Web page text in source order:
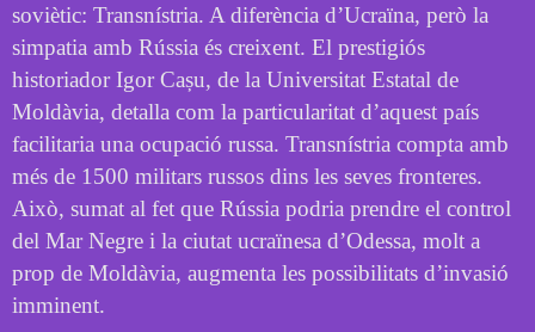
soviètic: Transnístria. A diferència d’Ucraïna, però la
simpatia amb Rússia és creixent. El prestigiós
historiador Igor Cașu, de la Universitat Estatal de
Moldàvia, detalla com la particularitat d’aquest país
facilitaria una ocupació russa. Transnístria compta amb
més de 1500 militars russos dins les seves fronteres.
Això, sumat al fet que Rússia podria prendre el control
del Mar Negre i la ciutat ucraïnesa d’Odessa, molt a
prop de Moldàvia, augmenta les possibilitats d’invasió
imminent.